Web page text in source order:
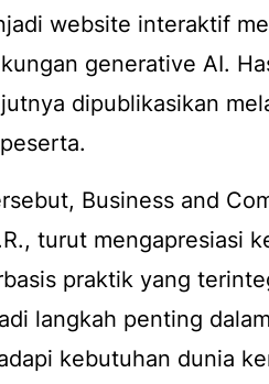
website interaktif
generative AI.
dipublikasikan
Business and
turut mengapresiasi
praktik yang
langkah penting
kebutuhan dunia